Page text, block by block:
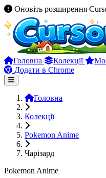
Оновіть розширення
Головна Колекції
Додати в Chrome
Головна
Колекції
Pokemon Anime
Чарізард
Pokemon Anime